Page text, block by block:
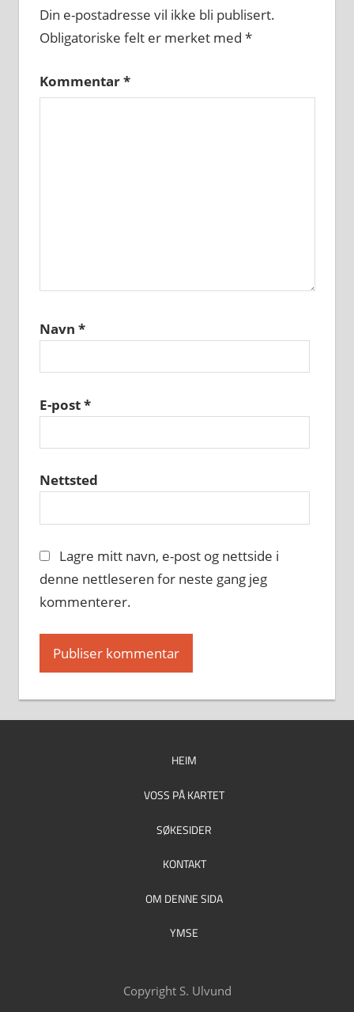
Din e-postadresse vil ikke bli publisert.
Obligatoriske felt er merket med *
Kommentar*
Navn *
E-post*
Nettsted
Lagre mitt navn, e-post og nettside i
denne nettleseren for neste gang jeg
kommenterer.
HEIM
VOSS PÅ KARTET
SØKESIDER
KONTAKT
OM DENNE SIDA
YMSE
Copyright S. Ulvund